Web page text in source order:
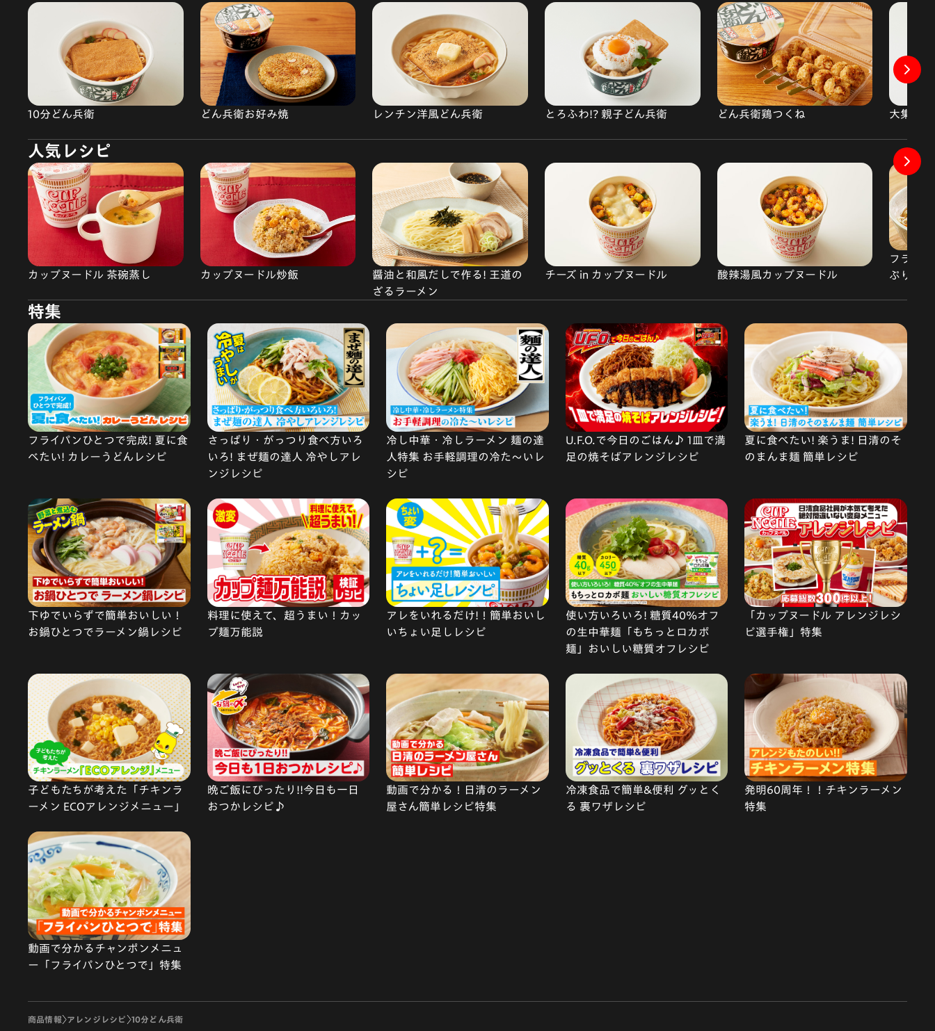
10分どん兵衛 どん兵衛お好み焼 レンチン洋風どん兵衛 とろふわ!? 親子どん兵衛 どん兵衛鶏つくね 大集合!
人気レシピ
カップヌードル 茶碗蒸し カップヌードル炒飯
醤油と和風だしで作る! 王道の
ざるラーメン
チーズ in カップヌードル 酸辣湯風カップヌードル
フライ
ぷりラ
特集
フライパンひとつで完成! 夏に食
べたい! カレーうどんレシピ
さっぱり・がっつり食べ方いろ
いろ! まぜ麺の達人 冷やしアレ
ンジレシピ
冷し中華・冷しラーメン 麺の達
人特集 お手軽調理の冷た〜いレ
シピ
U.F.O.で今日のごはん♪ 1皿で満
足の焼そばアレンジレシピ
夏に食べたい! 楽うま! 日清のそ
のまんま麺 簡単レシピ
下ゆでいらずで簡単おいしい！
お鍋ひとつでラーメン鍋レシピ
料理に使えて、超うまい！カッ
プ麺万能説
アレをいれるだけ!！簡単おいし
いちょい足しレシピ
使い方いろいろ! 糖質40%オフ
の生中華麺「もちっとロカボ
麺」おいしい糖質オフレシピ
「カップヌードル アレンジレシ
ピ選手権」特集
子どもたちが考えた「チキンラ
ーメン ECOアレンジメニュー」
晩ご飯にぴったり!!今日も一日
おつかレシピ♪
動画で分かる！日清のラーメン
屋さん簡単レシピ特集
冷凍食品で簡単&便利 グッとく
る 裏ワザレシピ
発明60周年！！チキンラーメン
特集
動画で分かるチャンポンメニュ
ー「フライパンひとつで」特集
商品情報 アレンジレシピ 10分どん兵衛